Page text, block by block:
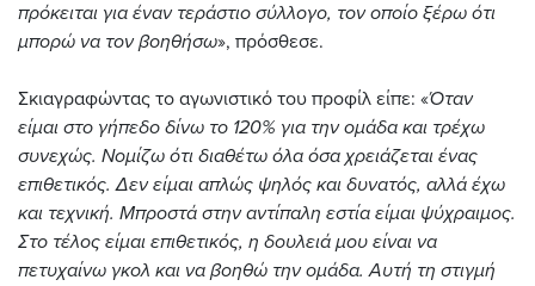
πρόκειται για έναν τεράστιο σύλλογο, τον οποίο ξέρω ότι
μπορώ να τον βοηθήσω», πρόσθεσε.
Σκιαγραφώντας το αγωνιστικό του προφίλ είπε: «Όταν
είμαι στο γήπεδο δίνω το 120% για την ομάδα και τρέχω
συνεχώς. Νομίζω ότι διαθέτω όλα όσα χρειάζεται ένας
επιθετικός. Δεν είμαι απλώς ψηλός και δυνατός, αλλά έχω
και τεχνική. Μπροστά στην αντίπαλη εστία είμαι ψύχραιμος.
Στο τέλος είμαι επιθετικός, η δουλειά μου είναι να
πετυχαίνω γκολ και να βοηθώ την ομάδα. Αυτή τη στιγμή